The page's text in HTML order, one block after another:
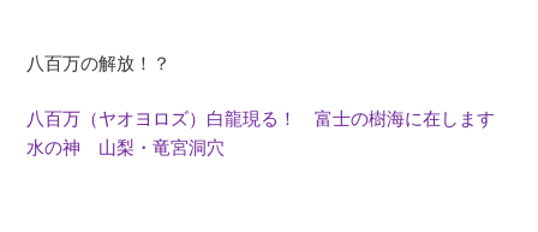
八百万の解放！？
八百万（ヤオヨロズ）白龍現る！ 富士の樹海に在します
水の神 山梨・竜宮洞穴